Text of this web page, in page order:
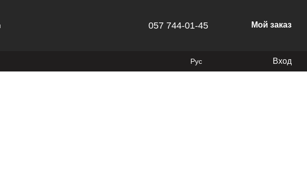
057 744-01-45 Мой заказ
Рус Вход